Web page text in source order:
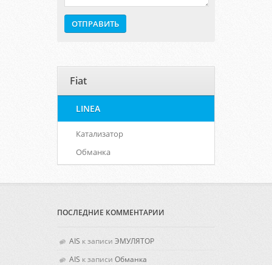
Fiat
LINEA
Катализатор
Обманка
ПОСЛЕДНИЕ КОММЕНТАРИИ
AIS к записи ЭМУЛЯТОР
AIS к записи Обманка